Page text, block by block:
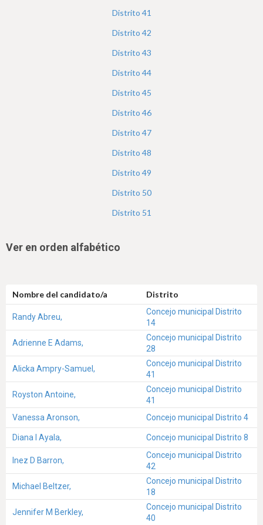
Distrito 41
Distrito 42
Distrito 43
Distrito 44
Distrito 45
Distrito 46
Distrito 47
Distrito 48
Distrito 49
Distrito 50
Distrito 51
Ver en orden alfabético
Nombre del candidato/a Distrito
Randy Abreu,
Concejo municipal Distrito
14
Adrienne E Adams,
Concejo municipal Distrito
28
Alicka Ampry-Samuel,
Concejo municipal Distrito
41
Royston Antoine,
Concejo municipal Distrito
41
Vanessa Aronson,
Concejo municipal Distrito 4
Diana I Ayala, Concejo municipal Distrito 8
Inez D Barron,
Concejo municipal Distrito
42
Michael Beltzer,
Concejo municipal Distrito
18
Jennifer M Berkley,
Concejo municipal Distrito
40